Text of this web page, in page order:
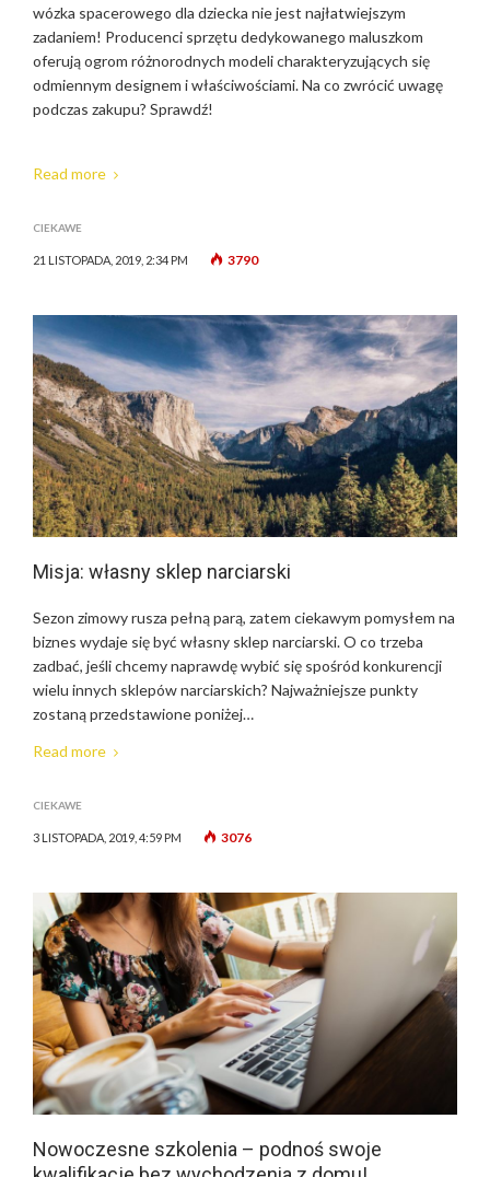
wózka spacerowego dla dziecka nie jest najłatwiejszym
zadaniem! Producenci sprzętu dedykowanego maluszkom
oferują ogrom różnorodnych modeli charakteryzujących się
odmiennym designem i właściwościami. Na co zwrócić uwagę
podczas zakupu? Sprawdź!
Read more
CIEKAWE
21 LISTOPADA, 2019, 2:34 PM 3790
Misja: własny sklep narciarski
Sezon zimowy rusza pełną parą, zatem ciekawym pomysłem na
biznes wydaje się być własny sklep narciarski. O co trzeba
zadbać, jeśli chcemy naprawdę wybić się spośród konkurencji
wielu innych sklepów narciarskich? Najważniejsze punkty
zostaną przedstawione poniżej…
Read more
CIEKAWE
3 LISTOPADA, 2019, 4:59 PM 3076
Nowoczesne szkolenia – podnoś swoje